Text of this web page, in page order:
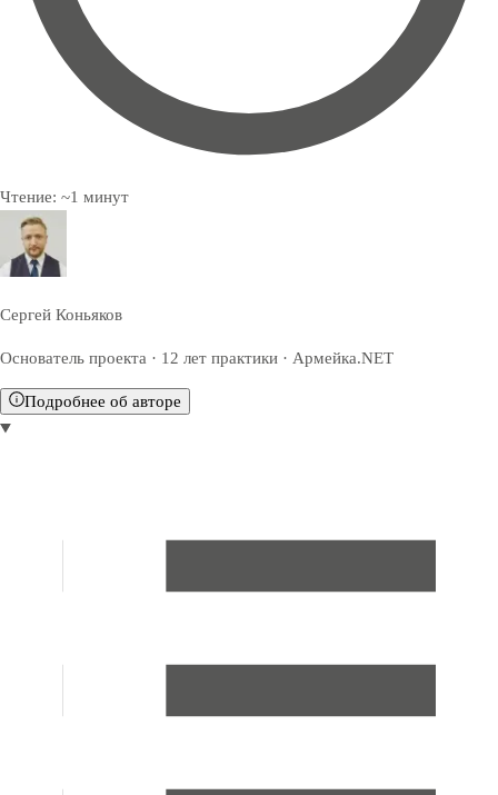
Чтение: ~1 минут
Сергей Коньяков
Основатель проекта · 12 лет практики · Армейка.NET
Подробнее об авторе